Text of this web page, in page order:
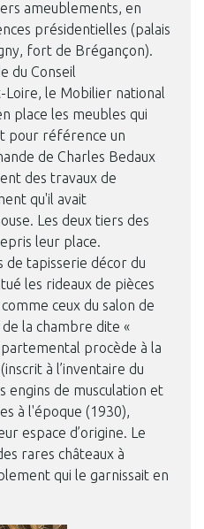
ameublements, en
présidentielles (palais
fort de Brégançon).
du Conseil
le Mobilier national
place les meubles qui
pour référence un
de Charles Bedaux
des travaux de
qu'il avait
Les deux tiers des
leur place.
de tapisserie décor du
les rideaux de pièces
ceux du salon de
la chambre dite «
procède à la
à l’inventaire du
engins de musculation et
à l'époque (1930),
espace d’origine. Le
rares châteaux à
qui le garnissait en